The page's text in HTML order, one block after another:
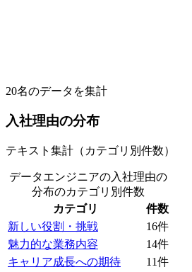
20名のデータを集計
入社理由の分布
テキスト集計（カテゴリ別件数）
データエンジニアの入社理由の
分布のカテゴリ別件数
カテゴリ
件数
新しい役割・挑戦
16件
魅力的な業務内容
14件
キャリア成長への期待
11件